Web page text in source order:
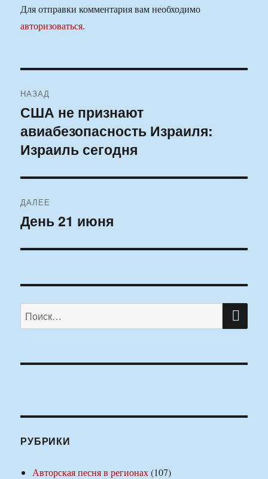
Для отправки комментария вам необходимо
авторизоваться.
по
записям
НАЗАД
Предыдущая
запись:
США не признают
авиабезопасность Израиля:
Израиль сегодня
ДАЛЕЕ
Следующая
День 21 июня
Искать:
РУБРИКИ
Авторская песня в регионах(107)